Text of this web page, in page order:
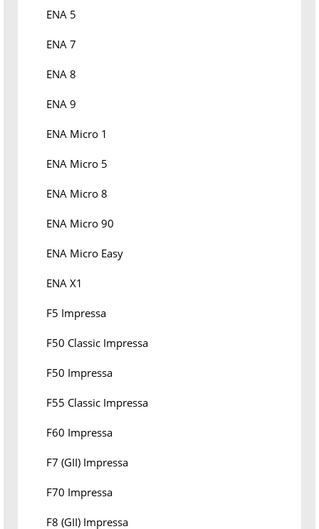
ENA 5
ENA 7
ENA 8
ENA 9
ENA Micro 1
ENA Micro 5
ENA Micro 8
ENA Micro 90
ENA Micro Easy
ENA X1
F5 Impressa
F50 Classic Impressa
F50 Impressa
F55 Classic Impressa
F60 Impressa
F7 (GII) Impressa
F70 Impressa
F8 (GII) Impressa